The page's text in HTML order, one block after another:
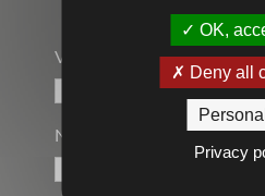
Votre Adresse Mail*
Nom
OK,
Deny all
Privacy